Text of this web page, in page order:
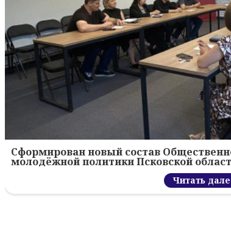
Сформирован новый состав
молодёжной политики Псковской
Читать